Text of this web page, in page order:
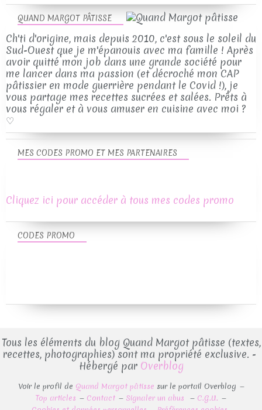
QUAND MARGOT PÂTISSE
Ch'ti d'origine, mais depuis 2010, c'est sous le soleil du
Sud-Ouest que je m'épanouis avec ma famille ! Après
avoir quitté mon job dans une grande société pour
me lancer dans ma passion (et décroché mon CAP
pâtissier en mode guerrière pendant le Covid !), je
vous partage mes recettes sucrées et salées. Prêts à
vous régaler et à vous amuser en cuisine avec moi ?
♡
CODES PROMO
MES CODES PROMO ET MES PARTENAIRES
Cliquez ici pour accéder à tous mes codes promo
Tous les éléments du blog Quand Margot pâtisse (textes,
recettes, photographies) sont ma propriété exclusive. -
Hébergé par Overblog
Voir le profil de Quand Margot pâtisse sur le portail Overblog
Top articles
Contact Signaler un abus
C.G.U.